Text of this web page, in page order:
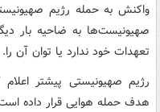
واکنش به حمله رژیم
صهیونیست‌ها به ضاحیه بار
تعهدات خود ندارد یا توان آن را.
رژیم صهیونیستی پیشتر
هدف حمله هوایی قرار داده